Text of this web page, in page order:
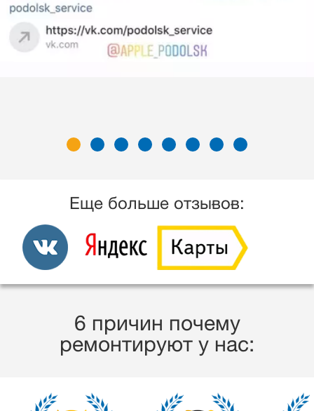
Еще больше отзывов:
6 причин почему
ремонтируют у нас: